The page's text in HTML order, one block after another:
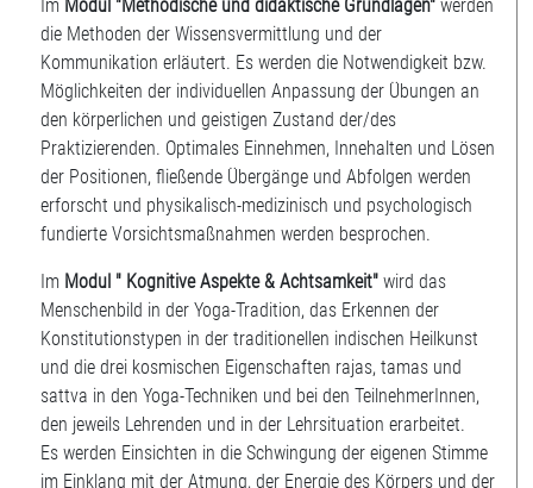
Im Modul "Methodische und didaktische Grundlagen" werden
die Methoden der Wissensvermittlung und der
Kommunikation erläutert. Es werden die Notwendigkeit bzw.
Möglichkeiten der individuellen Anpassung der Übungen an
den körperlichen und geistigen Zustand der/des
Praktizierenden. Optimales Einnehmen, Innehalten und Lösen
der Positionen, fließende Übergänge und Abfolgen werden
erforscht und physikalisch-medizinisch und psychologisch
fundierte Vorsichtsmaßnahmen werden besprochen.
Im Modul " Kognitive Aspekte & Achtsamkeit" wird das
Menschenbild in der Yoga-Tradition, das Erkennen der
Konstitutionstypen in der traditionellen indischen Heilkunst
und die drei kosmischen Eigenschaften rajas, tamas und
sattva in den Yoga-Techniken und bei den TeilnehmerInnen,
den jeweils Lehrenden und in der Lehrsituation erarbeitet.
Es werden Einsichten in die Schwingung der eigenen Stimme
im Einklang mit der Atmung, der Energie des Körpers und der